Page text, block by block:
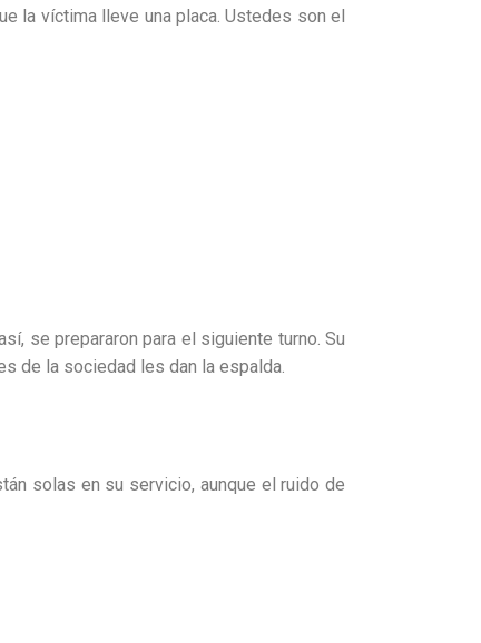
la víctima lleve una placa. Ustedes son el
se prepararon para el siguiente turno. Su
de la sociedad les dan la espalda.
solas en su servicio, aunque el ruido de